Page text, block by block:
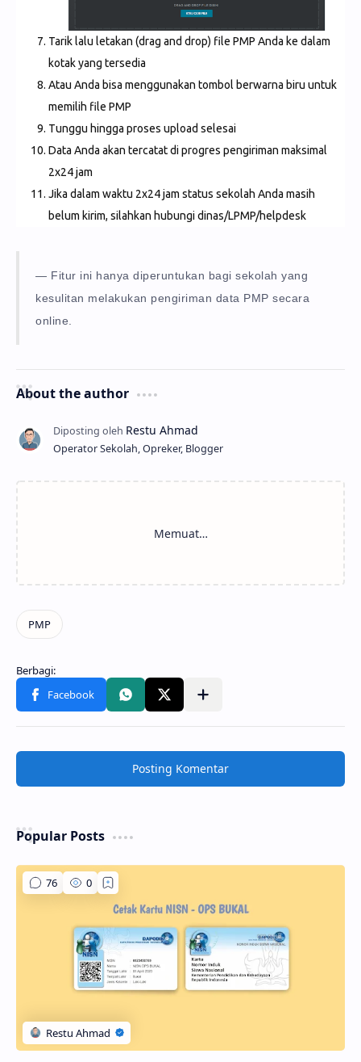
Tarik lalu letakan (drag and drop) file PMP Anda ke dalam
kotak yang tersedia
Atau Anda bisa menggunakan tombol berwarna biru untuk
memilih file PMP
Tunggu hingga proses upload selesai
Data Anda akan tercatat di progres pengiriman maksimal
2x24 jam
Jika dalam waktu 2x24 jam status sekolah Anda masih
belum kirim, silahkan hubungi dinas/LPMP/helpdesk
Fitur ini hanya diperuntukan bagi sekolah yang
kesulitan melakukan pengiriman data PMP secara
online.
About the author
Operator Sekolah, Opreker, Blogger
Posting Komentar
Popular Posts